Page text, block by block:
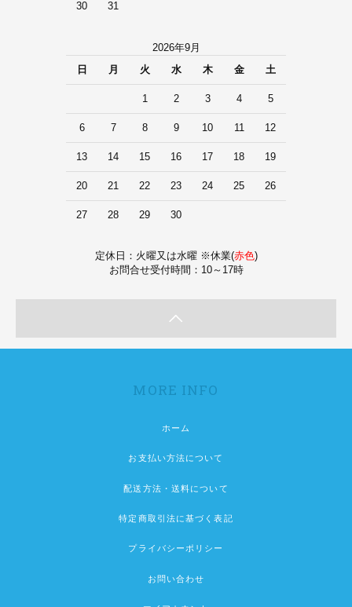
30 31
2026年9月
日
月 火 水 木 金 土
1 2 3 4 5
6 7 8 9 10 11 12
13 14 15 16 17 18 19
20 21 22 23 24 25 26
27 28 29 30
定休日：火曜又は水曜 ※休業(赤色)
お問合せ受付時間：10～17時
MORE INFO
ホーム
お支払い方法について
配送方法・送料について
特定商取引法に基づく表記
プライバシーポリシー
お問い合わせ